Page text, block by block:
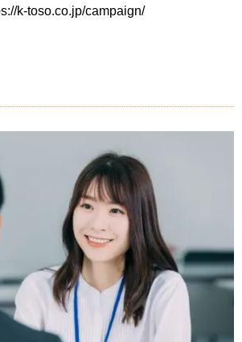
k-toso.co.jp/campaign/